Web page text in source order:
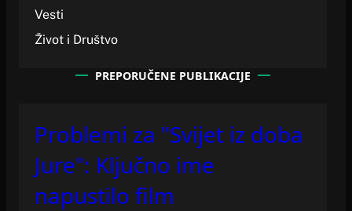
Vesti
Život i Društvo
PREPORUČENE PUBLIKACIJE
Problemi za "Svijet iz doba
Jure": Ključno ime
napustilo film